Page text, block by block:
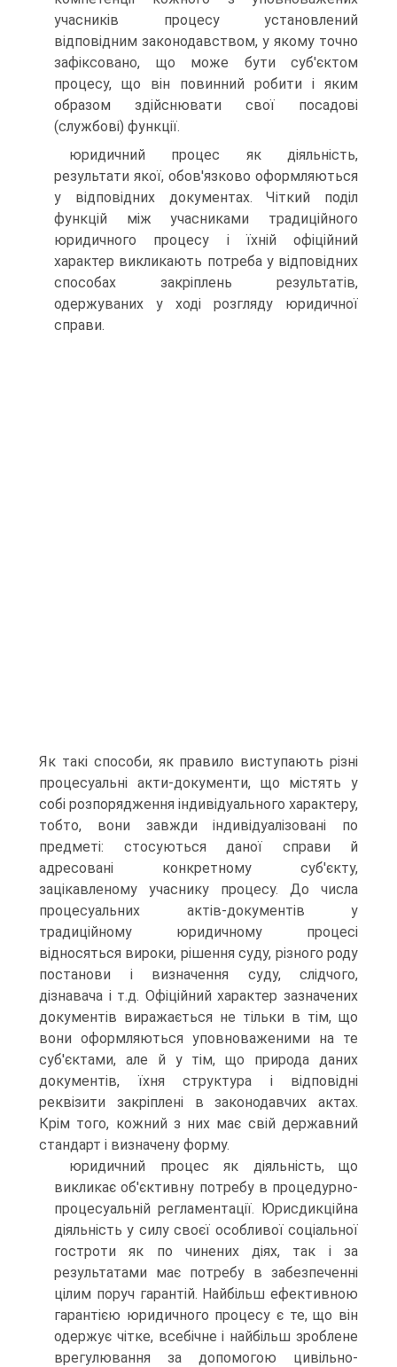
учасників процесу установлений
відповідним законодавством, у якому точно
зафіксовано, що може бути суб'єктом
процесу, що він повинний робити і яким
образом здійснювати свої посадові
(службові) функції.
юридичний процес як діяльність,
результати якої, обов'язково оформляються
у відповідних документах. Чіткий поділ
функцій між учасниками традиційного
юридичного процесу і їхній офіційний
характер викликають потреба у відповідних
способах закріплень результатів,
одержуваних у ході розгляду юридичної
справи.
Як такі способи, як правило виступають різні
процесуальні акти-документи, що містять у
собі розпорядження індивідуального характеру,
тобто, вони завжди індивідуалізовані по
предметі: стосуються даної справи й
адресовані конкретному суб'єкту,
зацікавленому учаснику процесу. До числа
процесуальних актів-документів у
традиційному юридичному процесі
відносяться вироки, рішення суду, різного роду
постанови і визначення суду, слідчого,
дізнавача і т.д. Офіційний характер зазначених
документів виражається не тільки в тім, що
вони оформляються уповноваженими на те
суб'єктами, але й у тім, що природа даних
документів, їхня структура і відповідні
реквізити закріплені в законодавчих актах.
Крім того, кожний з них має свій державний
стандарт і визначену форму.
юридичний процес як діяльність, що
викликає об'єктивну потребу в процедурно-
процесуальній регламентації. Юрисдикційна
діяльність у силу своєї особливої соціальної
гостроти як по чинених діях, так і за
результатами має потребу в забезпеченні
цілим поруч гарантій. Найбільш ефективною
гарантією юридичного процесу є те, що він
одержує чітке, всебічне і найбільш зроблене
врегулювання за допомогою цивільно-